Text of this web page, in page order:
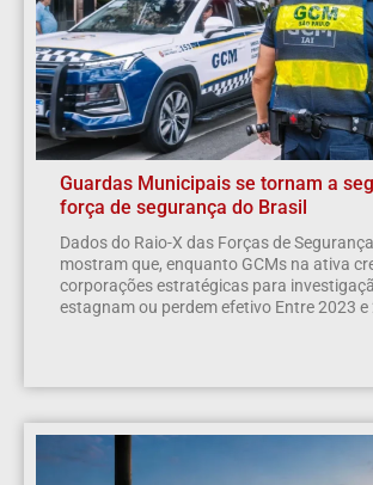
Guardas Municipais se tornam a
força de segurança do Brasil
Dados do Raio-X das Forças de
mostram que, enquanto GCMs na ativa
corporações estratégicas para
estagnam ou perdem efetivo Entre 2023 e